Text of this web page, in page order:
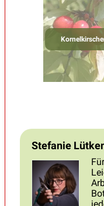
Stefanie